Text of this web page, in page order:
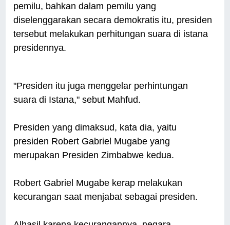
pemilu, bahkan dalam pemilu yang
diselenggarakan secara demokratis itu, presiden
tersebut melakukan perhitungan suara di istana
presidennya.
"Presiden itu juga menggelar perhintungan
suara di Istana," sebut Mahfud.
Presiden yang dimaksud, kata dia, yaitu
presiden Robert Gabriel Mugabe yang
merupakan Presiden Zimbabwe kedua.
Robert Gabriel Mugabe kerap melakukan
kecurangan saat menjabat sebagai presiden.